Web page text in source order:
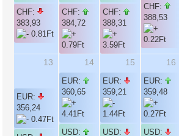
CHF:
383,93
CHF:
384,72
CHF:
388,31
CHF:
388,53
13
EUR:
356,24
14
EUR:
360,65
USD:
15
EUR:
359,21
USD:
16
EUR:
359,48
USD: